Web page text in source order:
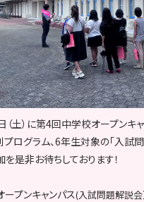
土）に第4回中学校オープンキ
ログラム、6年生対象の「入試
是非お待ちしております！
プンキャンパス(入試問題解説会